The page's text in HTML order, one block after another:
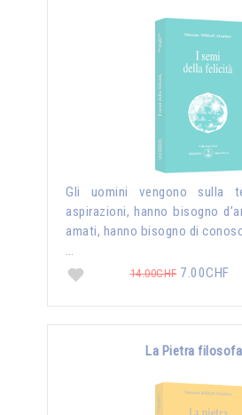
Gli uomini vengono sulla
aspirazioni, hanno bisogno
amati, hanno bisogno di
…
14.00CHF7.00CHF
La Pietra